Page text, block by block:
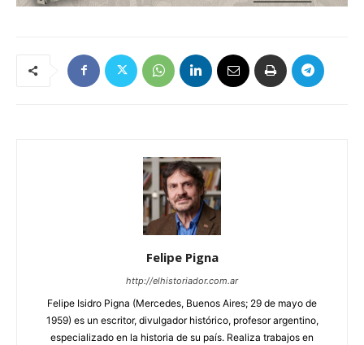
Felipe Pigna
http://elhistoriador.com.ar
Felipe Isidro Pigna (Mercedes, Buenos Aires; 29 de mayo de
1959) es un escritor, divulgador histórico, profesor argentino,
especializado en la historia de su país. Realiza trabajos en